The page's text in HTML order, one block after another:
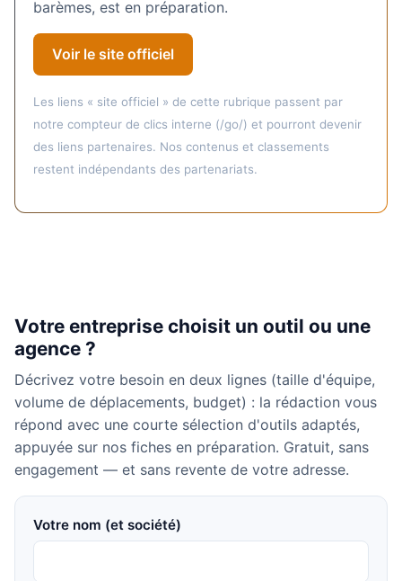
barèmes, est en préparation.
Voir le site officiel
Les liens « site officiel » de cette rubrique passent par
notre compteur de clics interne (/go/) et pourront devenir
des liens partenaires. Nos contenus et classements
restent indépendants des partenariats.
Votre entreprise choisit un outil ou une
agence ?
Décrivez votre besoin en deux lignes (taille d'équipe,
volume de déplacements, budget) : la rédaction vous
répond avec une courte sélection d'outils adaptés,
appuyée sur nos fiches en préparation. Gratuit, sans
engagement — et sans revente de votre adresse.
Votre nom (et société)